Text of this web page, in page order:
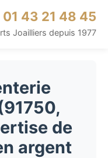
01 43 21 48 45
Joailliers depuis 1977
de
argent